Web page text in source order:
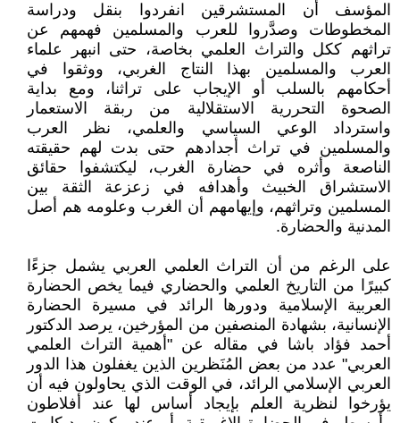
المؤسف أن المستشرقين انفردوا بنقل ودراسة
المخطوطات وصدَّروا للعرب والمسلمين فهمهم عن
تراثهم ككل والتراث العلمي بخاصة، حتى انبهر علماء
العرب والمسلمين بهذا النتاج الغربي، ووثقوا في
أحكامهم بالسلب أو الإيجاب على تراثنا، ومع بداية
الصحوة التحررية الاستقلالية من ربقة الاستعمار
واسترداد الوعي السياسي والعلمي، نظر العرب
والمسلمين في تراث أجدادهم حتى بدت لهم حقيقته
الناصعة وأثره في حضارة الغرب، ليكتشفوا حقائق
الاستشراق الخبيث وأهدافه في زعزعة الثقة بين
المسلمين وتراثهم، وإيهامهم أن الغرب وعلومه هم أصل
المدنية والحضارة.
على الرغم من أن التراث العلمي العربي يشمل جزءًا
كبيرًا من التاريخ العلمي والحضاري فيما يخص الحضارة
العربية الإسلامية ودورها الرائد في مسيرة الحضارة
الإنسانية، بشهادة المنصفين من المؤرخين، يرصد الدكتور
أحمد فؤاد باشا في مقاله عن "أهمية التراث العلمي
العربي" عدد من بعض المُنَظرين الذين يغفلون هذا الدور
العربي الإسلامي الرائد، في الوقت الذي يحاولون فيه أن
يؤرخوا لنظرية العلم بإيجاد أساس لها عند أفلاطون